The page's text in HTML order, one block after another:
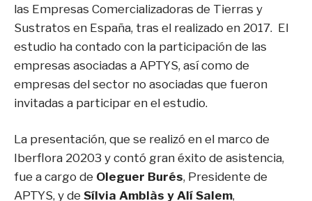
las Empresas Comercializadoras de Tierras y
Sustratos en España, tras el realizado en 2017. El
estudio ha contado con la participación de las
empresas asociadas a APTYS, así como de
empresas del sector no asociadas que fueron
invitadas a participar en el estudio.
La presentación, que se realizó en el marco de
Iberflora 20203 y contó gran éxito de asistencia,
fue a cargo de Oleguer Burés, Presidente de
APTYS, y de Sílvia Amblàs y Alí Salem,